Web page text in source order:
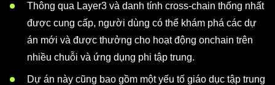
Thông qua Layer3 và danh tính cross-chain thống nhất
được cung cấp, người dùng có thể khám phá các dự
án mới và được thưởng cho hoạt động onchain trên
nhiều chuỗi và ứng dụng phi tập trung.
Dự án này cũng bao gồm một yếu tố giáo dục tập trung